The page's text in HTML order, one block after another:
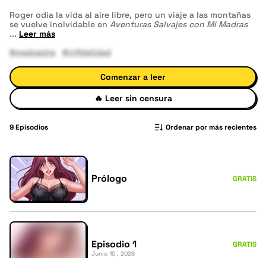
Roger odia la vida al aire libre, pero un viaje a las montañas
se vuelve inolvidable en Aventuras Salvajes con Mi Madras
... Leer más
#madrastra
#infidelidad
Comenzar a leer
🔥 Leer sin censura
9Episodios Ordenar por más recientes
Prólogo GRATIS
Episodio 1
Junio 10 , 2026
GRATIS